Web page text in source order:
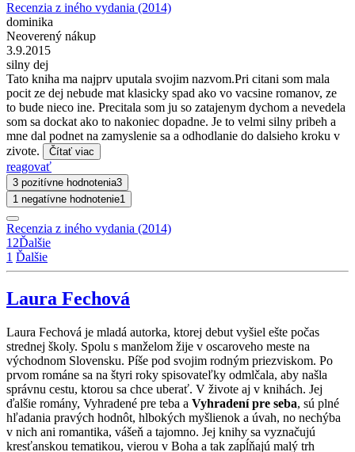
Recenzia z iného vydania (2014)
dominika
Neoverený nákup
3.9.2015
silny dej
Tato kniha ma najprv uputala svojim nazvom.Pri citani som mala
pocit ze dej nebude mat klasicky spad ako vo vacsine romanov, ze
to bude nieco ine. Precitala som ju so zatajenym dychom a nevedela
som sa dockat ako to nakoniec dopadne. Je to velmi silny pribeh a
mne dal podnet na zamyslenie sa a odhodlanie do dalsieho kroku v
zivote.
Čítať viac
reagovať
3 pozitívne hodnotenia3
1 negatívne hodnotenie1
Recenzia z iného vydania (2014)
1 2Ďalšie
1 Ďalšie
Laura Fechová
Laura Fechová je mladá autorka, ktorej debut vyšiel ešte počas
strednej školy. Spolu s manželom žije v oscaroveho meste na
východnom Slovensku. Píše pod svojim rodným priezviskom. Po
prvom románe sa na štyri roky spisovateľky odmlčala, aby našla
správnu cestu, ktorou sa chce uberať. V živote aj v knihách. Jej
ďalšie romány, Vyhradené pre teba a Vyhradení pre seba, sú plné
hľadania pravých hodnôt, hlbokých myšlienok a úvah, no nechýba
v nich ani romantika, vášeň a tajomno. Jej knihy sa vyznačujú
kresťanskou tematikou, vierou v Boha a tak zapĺňajú malý trh